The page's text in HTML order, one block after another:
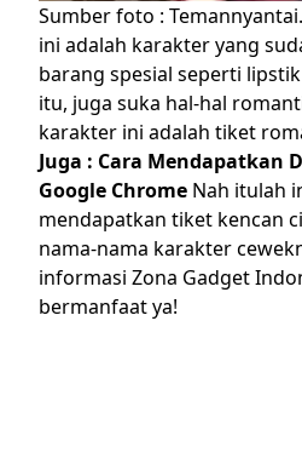
Sumber foto :
ini adalah karakter yang
barang spesial seperti
itu, juga suka hal-hal
karakter ini adalah tiket
Juga : Cara Mendapatkan
Google Chrome Nah itulah
mendapatkan tiket kencan
nama-nama karakter
informasi Zona Gadget
bermanfaat ya!